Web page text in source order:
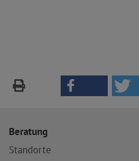
Beratung
Standorte